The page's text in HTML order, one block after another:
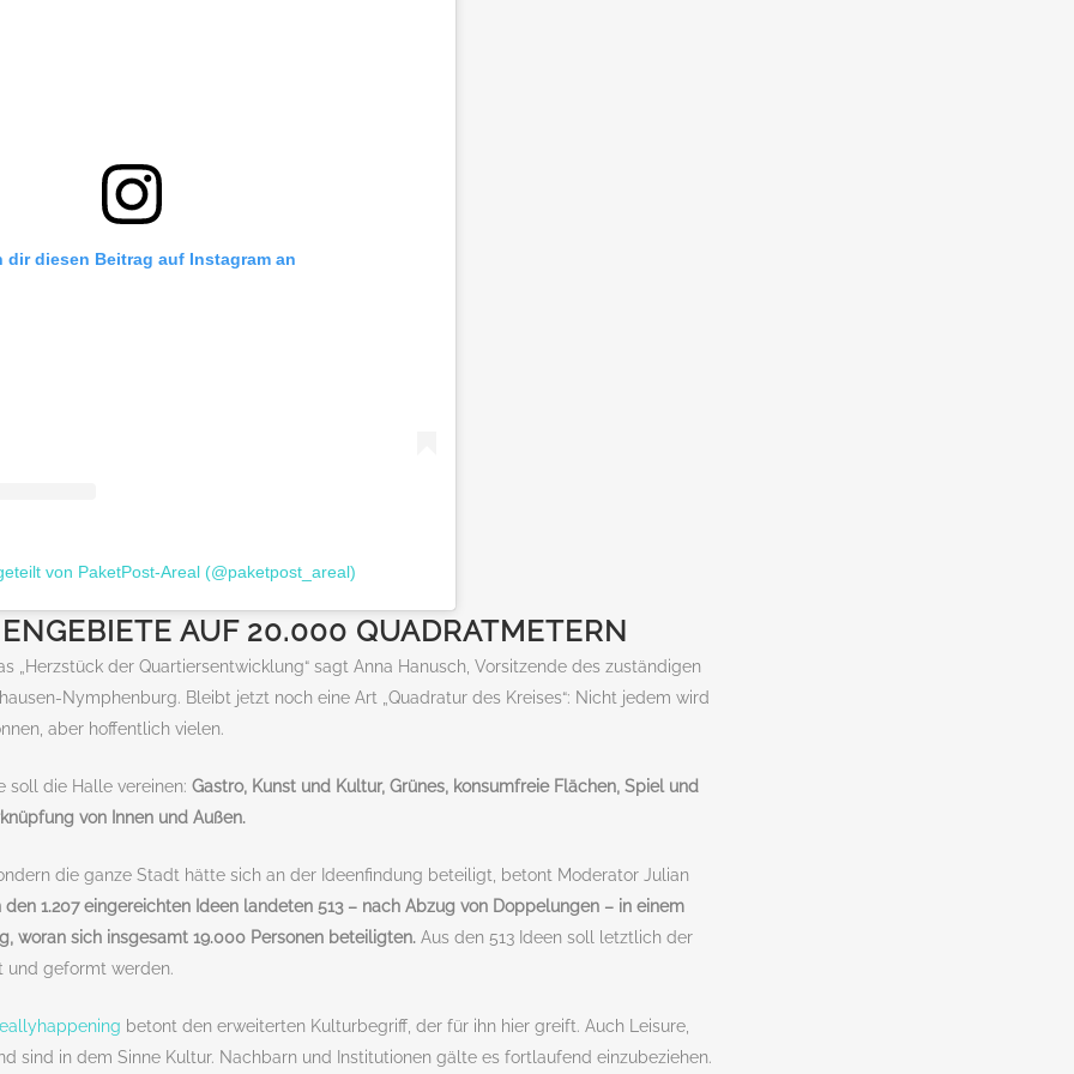
dir diesen Beitrag auf Instagram an
von PaketPost-Areal (@paketpost_areal)
AUF 20.000 QUADRATMETERN
„Herzstück der Quartiersentwicklung“ sagt Anna Hanusch, Vorsitzende des zuständigen
Nymphenburg. Bleibt jetzt noch eine Art „Quadratur des Kreises“: Nicht jedem wird
aber hoffentlich vielen.
soll die Halle vereinen: Gastro, Kunst und Kultur, Grünes, konsumfreie Flächen, Spiel und
von Innen und Außen.
die ganze Stadt hätte sich an der Ideenfindung beteiligt, betont Moderator Julian
den 1.207 eingereichten Ideen landeten 513 – nach Abzug von Doppelungen – in einem
woran sich insgesamt 19.000 Personen beteiligten. Aus den 513 Ideen soll letztlich der
und geformt werden.
betont den erweiterten Kulturbegriff, der für ihn hier greift. Auch Leisure,
sind in dem Sinne Kultur. Nachbarn und Institutionen gälte es fortlaufend einzubeziehen.